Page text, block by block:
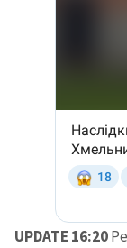
UPDATE 16:20